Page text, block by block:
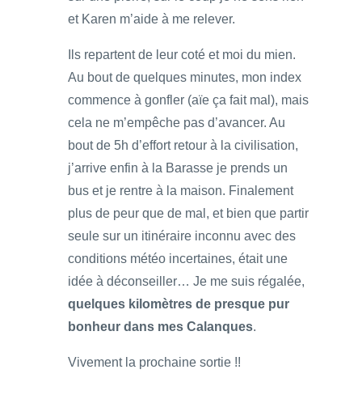
et Karen m’aide à me relever.
Ils repartent de leur coté et moi du mien.
Au bout de quelques minutes, mon index
commence à gonfler (aïe ça fait mal), mais
cela ne m’empêche pas d’avancer. Au
bout de 5h d’effort retour à la civilisation,
j’arrive enfin à la Barasse je prends un
bus et je rentre à la maison. Finalement
plus de peur que de mal, et bien que partir
seule sur un itinéraire inconnu avec des
conditions météo incertaines, était une
idée à déconseiller… Je me suis régalée,
quelques kilomètres de presque pur
bonheur dans mes Calanques.
Vivement la prochaine sortie !!